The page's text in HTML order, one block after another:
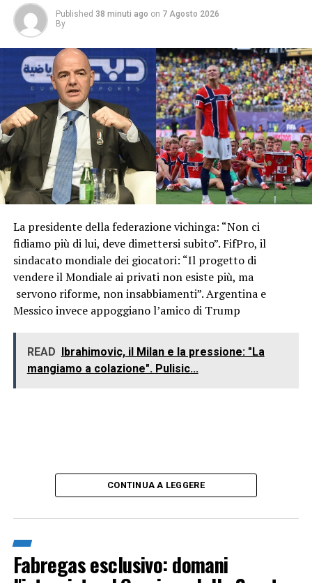
Published 38 minuti ago on 7 Agosto 2026
By
La presidente della federazione vichinga: “Non ci
fidiamo più di lui, deve dimettersi subito”. FifPro, il
sindacato mondiale dei giocatori: “Il progetto di
vendere il Mondiale ai privati non esiste più, ma
servono riforme, non insabbiamenti”. Argentina e
Messico invece appoggiano l’amico di Trump
READ Ibrahimovic, il Milan e la pressione: "La
mangiamo a colazione". Pulisic...
CONTINUA A LEGGERE
Fabregas esclusivo: domani